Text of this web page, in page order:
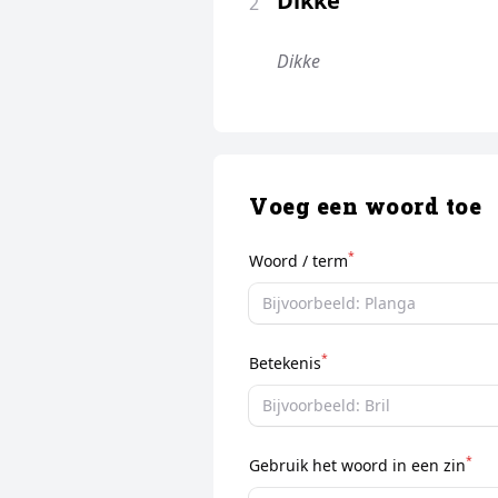
Dikke
Voeg een woord toe
Woord / term*
Betekenis*
Gebruik het woord in een zin*